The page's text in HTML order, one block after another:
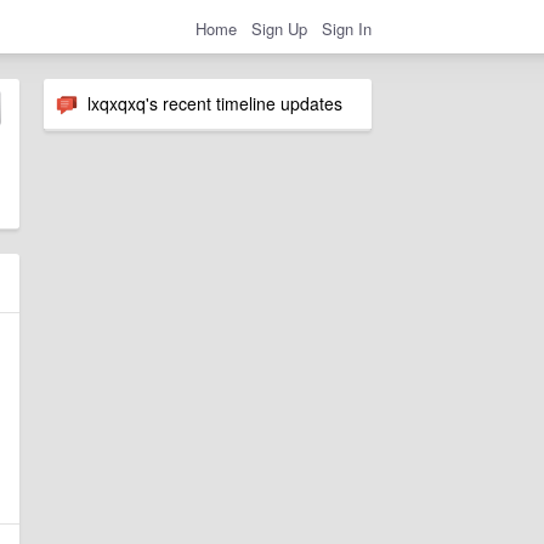
Home Sign Up Sign In
lxqxqxq's recent timeline updates